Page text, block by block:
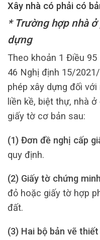
Xây nhà có phải có
* Trường hợp nhà
dựng
Theo khoản 1 Điều
46 Nghị định 15/
phép xây dựng đối với
liền kề, biệt thự, nhà
giấy tờ cơ bản sau:
(1) Đơn đề nghị cấp
quy định.
(2) Giấy tờ chứng
đỏ hoặc giấy tờ hợp
đất.
(3) Hai bộ bản vẽ